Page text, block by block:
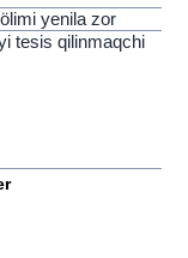
yenila zor
tesis qilinmaqchi